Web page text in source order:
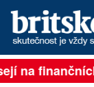
PŘIHLÁSIT
na